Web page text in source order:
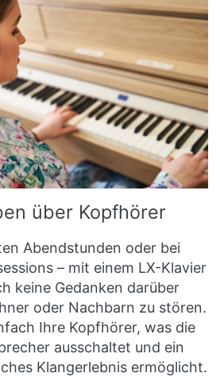
über Kopfhörer
Abendstunden oder bei
– mit einem LX-Klavier
keine Gedanken darüber
oder Nachbarn zu stören.
Ihre Kopfhörer, was die
ausschaltet und ein
Klangerlebnis ermöglicht.